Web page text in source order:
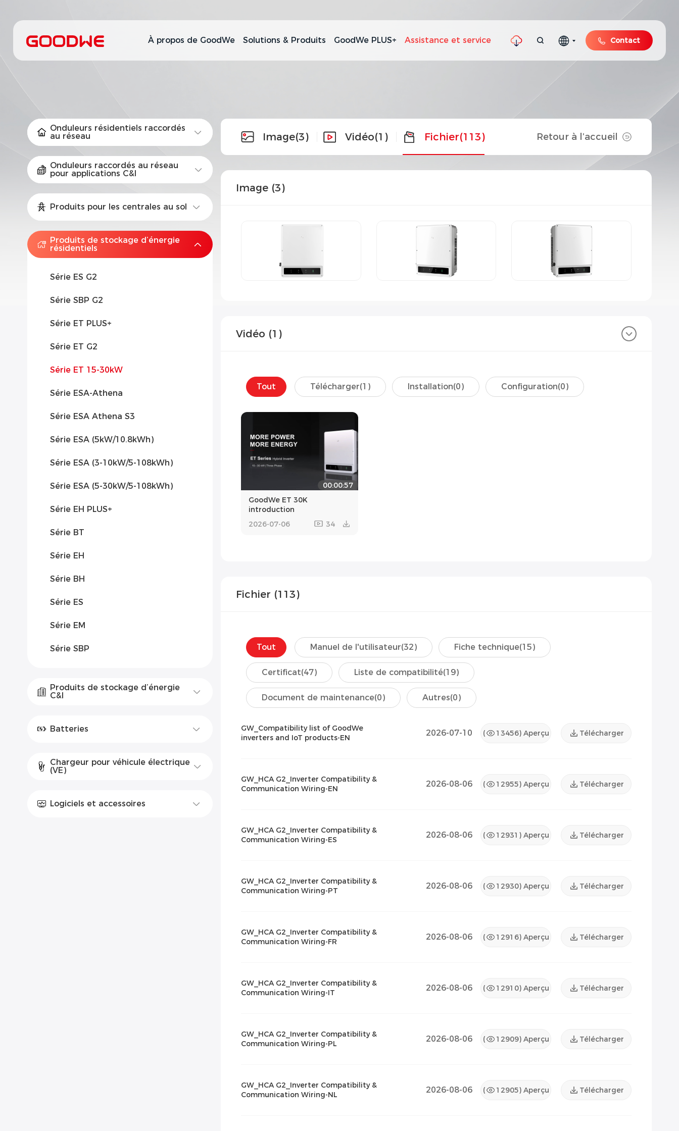
À propos de GoodWe Solutions & Produits GoodWe PLUS+ Assistance et service Contact
Onduleurs résidentiels raccordés
au réseau
Onduleurs raccordés au réseau
pour applications C&I
Produits pour les centrales au sol
Produits de stockage d’énergie
résidentiels
Série ES G2
Série SBP G2
Série ET PLUS+
Série ET G2
Série ET 15-30kW
Série ESA-Athena
Série ESA Athena S3
Série ESA (5kW/10.8kWh)
Série ESA (3-10kW/5-108kWh)
Série ESA (5-30kW/5-108kWh)
Série EH PLUS+
Série BT
Série EH
Série BH
Série ES
Série EM
Série SBP
Produits de stockage d’énergie
C&I
Batteries
Chargeur pour véhicule électrique
(VE)
Logiciels et accessoires
Image(3) Vidéo(1) Fichier(113) Retour à l’accueil
Image (3)
Vidéo (1 )
Tout Télécharger(1 ) Installation(0) Configuration(0)
00:00:57
GoodWe ET 30K
introduction
2026-07-06
34
Fichier (113)
Tout Manuel de l'utilisateur(32) Fiche technique(15)
Certificat(47) Liste de compatibilité(19)
Document de maintenance(0) Autres(0)
GW_Compatibility list of GoodWe
inverters and IoT products-EN
2026-07-10 ( 13456) Aperçu Télécharger
GW_HCA G2_Inverter Compatibility &
Communication Wiring-EN
2026-08-06 ( 12955) Aperçu Télécharger
GW_HCA G2_Inverter Compatibility &
Communication Wiring-ES
2026-08-06 ( 12931 ) Aperçu Télécharger
GW_HCA G2_Inverter Compatibility &
Communication Wiring-PT
2026-08-06 ( 12930) Aperçu Télécharger
GW_HCA G2_Inverter Compatibility &
Communication Wiring-FR
2026-08-06 ( 12916) Aperçu Télécharger
GW_HCA G2_Inverter Compatibility &
Communication Wiring-IT
2026-08-06 ( 12910) Aperçu Télécharger
GW_HCA G2_Inverter Compatibility &
Communication Wiring-PL
2026-08-06 ( 12909) Aperçu Télécharger
GW_HCA G2_Inverter Compatibility &
Communication Wiring-NL
2026-08-06 ( 12905) Aperçu Télécharger